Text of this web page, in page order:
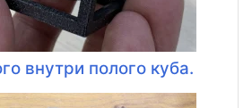
внутри полого куба.